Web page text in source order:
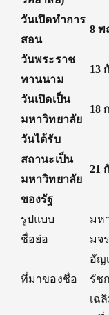
วันเปิดทำการ
สอน
8 พ
วันพระราช
ทานนาม
13
วันเปิดเป็น
มหาวิทยาลัย
18
วันได้รับ
สถานะเป็น
มหาวิทยาลัย
ของรัฐ
21
รูปแบบ
มห
ชื่อย่อ
มจ
ที่มาของชื่อ
อัญ
รัช
เฉ